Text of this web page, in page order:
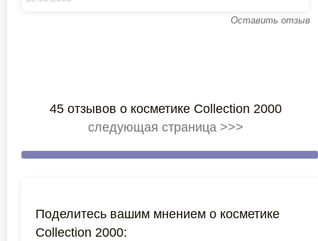
Оставить отзыв
45 отзывов о косметике Collection 2000
следующая страница >>>
Поделитесь вашим мнением о косметике
Collection 2000: